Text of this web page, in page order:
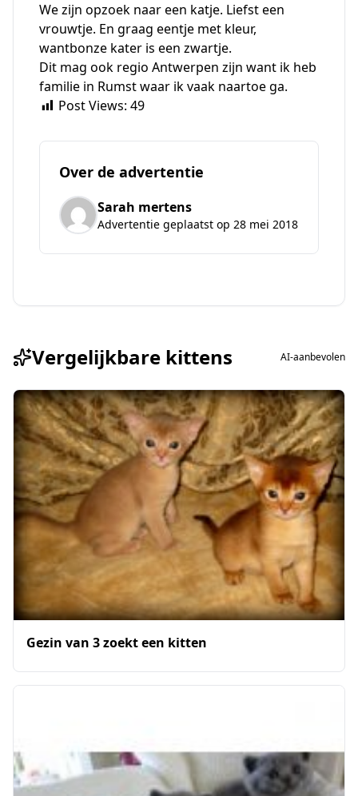
We zijn opzoek naar een katje. Liefst een
vrouwtje. En graag eentje met kleur,
wantbonze kater is een zwartje.
Dit mag ook regio Antwerpen zijn want ik heb
familie in Rumst waar ik vaak naartoe ga.
Post Views: 49
Over de advertentie
Sarah mertens
Advertentie geplaatst op 28 mei 2018
Vergelijkbare kittens AI-aanbevolen
Gezin van 3 zoekt een kitten